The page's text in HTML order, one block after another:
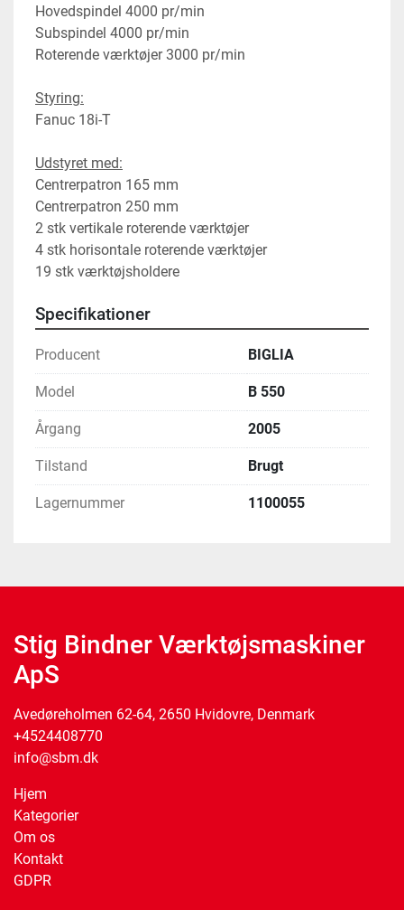
Hovedspindel 4000 pr/min
Subspindel 4000 pr/min
Roterende værktøjer 3000 pr/min
Styring:
Fanuc 18i-T
Udstyret med:
Centrerpatron 165 mm
Centrerpatron 250 mm
2 stk vertikale roterende værktøjer
4 stk horisontale roterende værktøjer
19 stk værktøjsholdere
Specifikationer
Producent BIGLIA
Model B 550
Årgang 2005
Tilstand Brugt
Lagernummer 1100055
Stig Bindner Værktøjsmaskiner
ApS
Avedøreholmen 62-64, 2650 Hvidovre, Denmark
+4524408770
info@sbm.dk
Hjem
Kategorier
Om os
Kontakt
GDPR